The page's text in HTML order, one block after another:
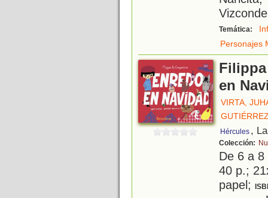
Temática:
Personajes
en
VIRTA,
Hércules ,
Colección:
De 6 a
40 p.;
papel;